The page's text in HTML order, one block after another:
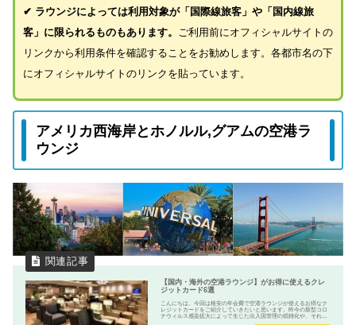
✔ ラウンジによっては利用対象が「国際線旅客」や「国内線旅
客」に限られるものもあります。
ご利用前にオフィシャルサイトの
リンクから利用条件を確認することをお勧めします。各都市名の下
にオフィシャルサイトのリンクを貼っています。
アメリカ西海岸とホノルル,グアムの空港ラ
ウンジ
【国内・海外の空港ラウンジ】がお得に使えるクレ
ジットカード6選
こんにちは。今回は格安の年会費で空港ラウンジが使えるお得なク
レジットカードをご紹介していきたいと思います。昨今の新型コロ
ナウィルス感染拡大によって生じた出入国管理の煩雑化や、それ以